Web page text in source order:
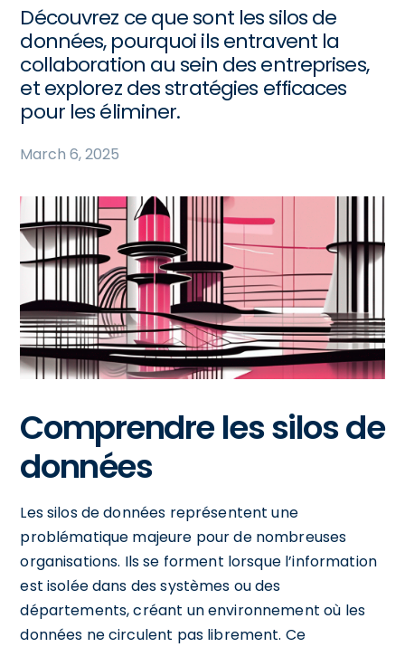
Découvrez ce que sont les silos de
données, pourquoi ils entravent la
collaboration au sein des entreprises,
et explorez des stratégies efficaces
pour les éliminer.
March 6, 2025
Comprendre les silos de
données
Les silos de données représentent une
problématique majeure pour de nombreuses
organisations. Ils se forment lorsque l’information
est isolée dans des systèmes ou des
départements, créant un environnement où les
données ne circulent pas librement. Ce